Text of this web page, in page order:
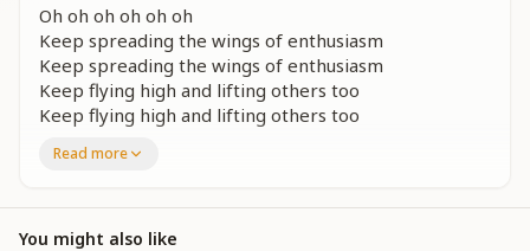
Oh oh oh oh oh oh
Keep spreading the wings of enthusiasm
Keep spreading the wings of enthusiasm
Keep flying high and lifting others too
Keep flying high and lifting others too
खुशियों के मोती लुटाते रहो
उड़ते रहो और उड़ाते रहो
उड़ते रहो और उड़ाते रहो
Read more
You might also like